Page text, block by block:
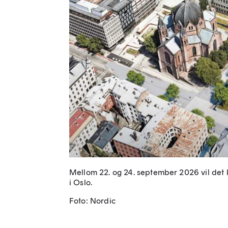
Mellom 22. og 24. september 2026 vil
i Oslo.
Foto: Nordic